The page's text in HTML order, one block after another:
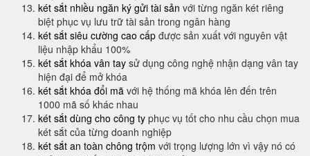
két sắt nhiều ngăn ký gửi tài sản với từng ngăn két riêng
biệt phục vụ lưu trữ tài sản trong ngân hàng
két sắt siêu cường cao cấp được sản xuất với nguyên vật
liệu nhập khẩu 100%
két sắt khóa vân tay sử dụng công nghệ nhận dạng vân tay
hiện đại để mở khóa
két sắt khóa đổi mã với hệ thống mã khóa lên đến trên
1000 mã số khác nhau
két sắt dùng cho công ty phục vụ tốt cho nhu cầu chọn mua
két sắt của từng doanh nghiệp
két sắt an toàn chông trộm với trọng lượng lớn vì vậy nó có